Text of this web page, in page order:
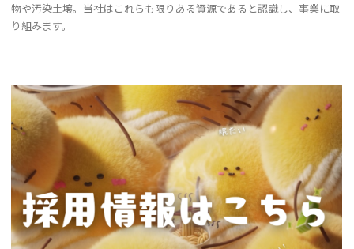
物や汚染土壌。当社はこれらも限りある資源であると認識し、事業に取
り組みます。